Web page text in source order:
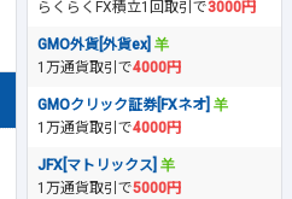
らくらくFX積立1回取引で3000円
GMO外貨[外貨ex]
1万通貨取引で4000円
GMOクリック証券[FXネオ]
1万通貨取引で4000円
JFX[マトリックス]
1万通貨取引で5000円